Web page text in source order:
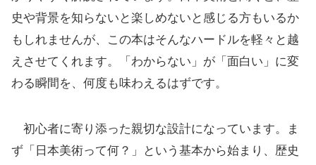
史や背景を知らないと楽しめないと感じる方もいるか
もしれませんが、この本はそんなハードルを軽々と越
えさせてくれます。「わからない」が「面白い」に変
わる瞬間を、何度も味わえるはずです。
初心者に寄り添った親切な設計になっています。ま
ず「日本美術って何？」という基本から始まり、歴史